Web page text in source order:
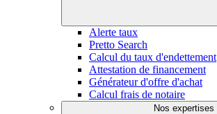
Alerte taux
Pretto Search
Calcul du taux d'endettement
Attestation de financement
Générateur d'offre d'achat
Calcul frais de notaire
Nos expertises